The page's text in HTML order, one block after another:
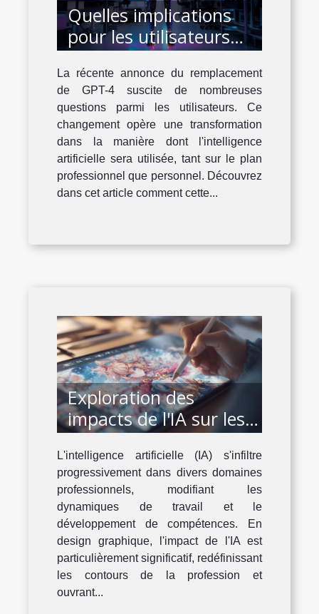
Quelles implications
pour les utilisateurs
avec le remplacement
de GPT-4 ?
La récente annonce du remplacement
de GPT-4 suscite de nombreuses
questions parmi les utilisateurs. Ce
changement opère une transformation
dans la manière dont l'intelligence
artificielle sera utilisée, tant sur le plan
professionnel que personnel. Découvrez
dans cet article comment cette...
Exploration des
impacts de l'IA sur les
carrières en design
graphique
L'intelligence artificielle (IA) s'infiltre
progressivement dans divers domaines
professionnels, modifiant les
dynamiques de travail et le
développement de compétences. En
design graphique, l'impact de l'IA est
particulièrement significatif, redéfinissant
les contours de la profession et
ouvrant...